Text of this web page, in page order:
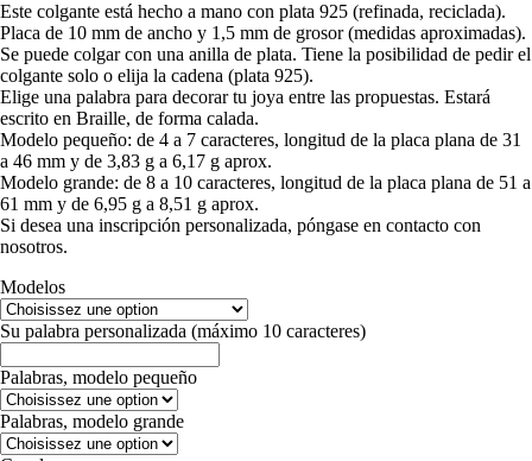
Este colgante está hecho a mano con plata 925 (refinada, reciclada).
Placa de 10 mm de ancho y 1,5 mm de grosor (medidas aproximadas).
Se puede colgar con una anilla de plata. Tiene la posibilidad de pedir el
colgante solo o elija la cadena (plata 925).
Elige una palabra para decorar tu joya entre las propuestas. Estará
escrito en Braille, de forma calada.
Modelo pequeño: de 4 a 7 caracteres, longitud de la placa plana de 31
a 46 mm y de 3,83 g a 6,17 g aprox.
Modelo grande: de 8 a 10 caracteres, longitud de la placa plana de 51 a
61 mm y de 6,95 g a 8,51 g aprox.
Si desea una inscripción personalizada, póngase en contacto con
nosotros.
Modelos
Su palabra personalizada (máximo 10 caracteres)
Palabras, modelo pequeño
Palabras, modelo grande